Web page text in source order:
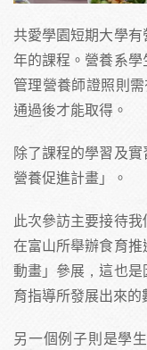
共愛學園短期大學
年的課程。營養系
管理營養師證照則
通過後才能取得。
除了課程的學習及
營養促進計畫」。
此次參訪主要接待
在富山所舉辦食育
動畫」參展，這也
育指導所發展出來的
另一個例子則是學